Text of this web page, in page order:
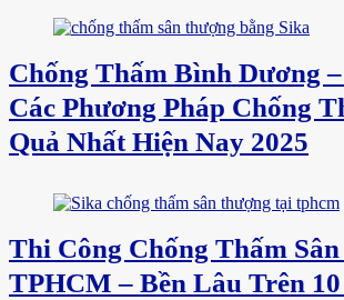
Chống Thấm Bình Dương
Các Phương Pháp Chống
Quả Nhất Hiện Nay 2025
Thi Công Chống Thấm
TPHCM – Bền Lâu Trên